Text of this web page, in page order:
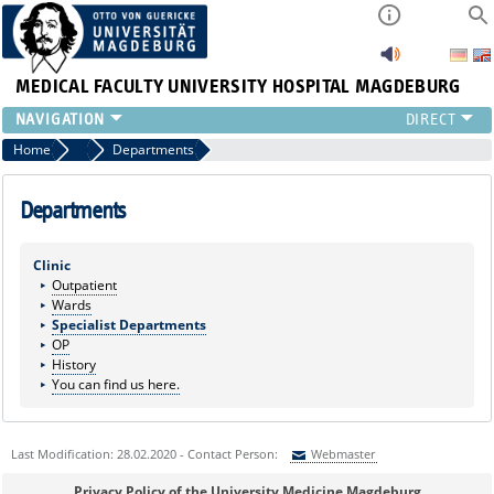
MEDICAL FACULTY UNIVERSITY HOSPITAL MAGDEBURG
CURRENT
CLINIC
TEAM
TEACHING
REFERRAL
CONTACT
Home Marginalboxen
Departments
Departments
Clinic
Outpatient
Wards
Specialist Departments
OP
History
You can find us here.
Last Modification: 28.02.2020 - Contact Person: Webmaster
Sie können eine Nachricht versenden an:Webmaster